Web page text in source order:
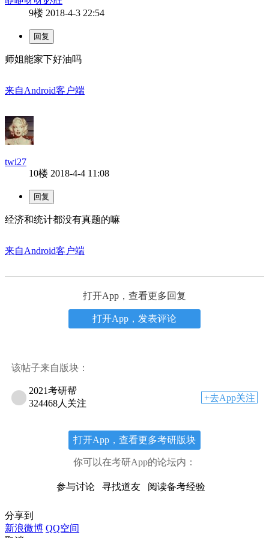
9楼 2018-4-3 22:54
师姐能家下好油吗
来自Android客户端
twi27
10楼 2018-4-4 11:08
经济和统计都没有真题的嘛
来自Android客户端
打开App，查看更多回复
打开App，发表评论
该帖子来自版块：
2021考研帮
324468人关注
+去App关注
打开App，查看更多考研版块
你可以在考研App的论坛内：
参与讨论 寻找道友 阅读备考经验
分享到
新浪微博 QQ空间